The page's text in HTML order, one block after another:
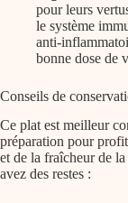
pour leurs
le système
anti-
bonne dose de
Conseils de
Ce plat est meilleur
préparation pour
et de la fraîcheur de
avez des restes :